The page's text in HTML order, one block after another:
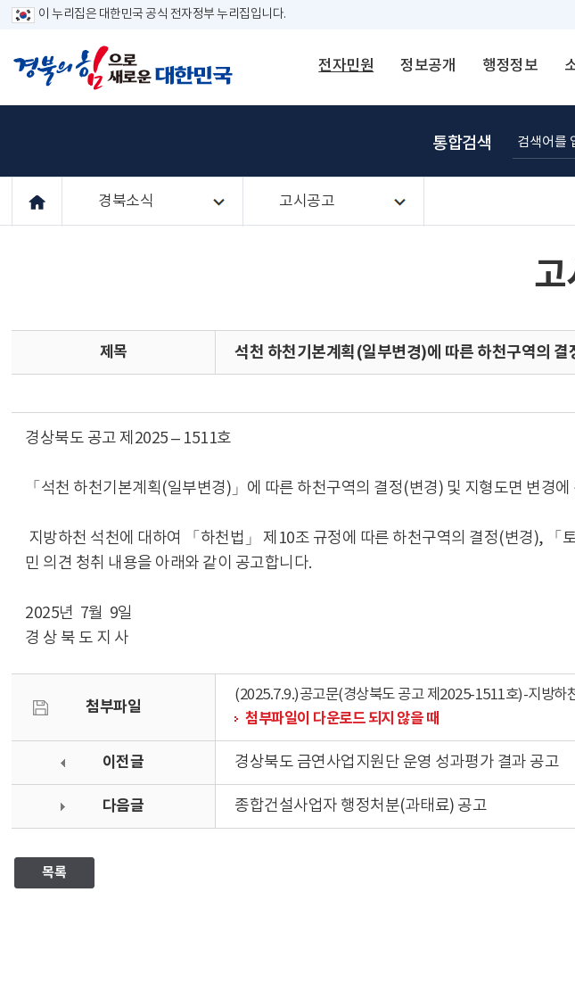
이 누리집은 대한민국 공식 전자정부 누리집입니다.
전자민원 정보공개 행정정보
통합검색
경북소식 고시공고
제목 석천 하천기본계획(일부변경)에 따른 하천구역의
경상북도 공고 제2025 – 1511호
「석천 하천기본계획(일부변경)」에 따른 하천구역의 결정(변경) 및 지형도면 변경
지방하천 석천에 대하여 「하천법」 제10조 규정에 따른 하천구역의 결정(변경),
민 의견 청취 내용을 아래와 같이 공고합니다.
2025년 7월 9일
경 상 북 도 지 사
첨부파일
(2025.7.9.)공고문(경상북도 공고 제2025-1511호)-지방
첨부파일이 다운로드 되지 않을 때
이전글 경상북도 금연사업지원단 운영 성과평가 결과 공고
다음글 종합건설사업자 행정처분(과태료) 공고
목록